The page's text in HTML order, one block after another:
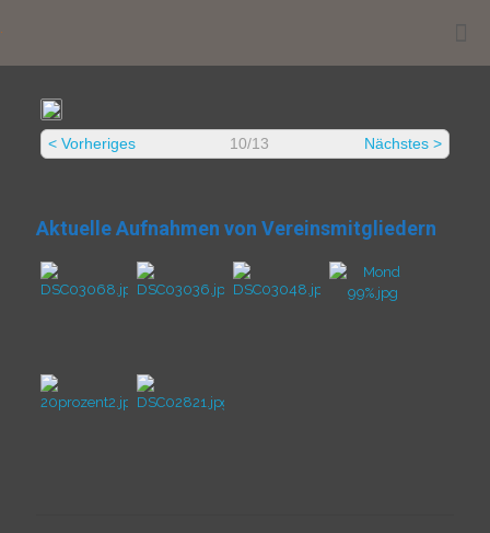
< Vorheriges 10/13 Nächstes >
Aktuelle Aufnahmen von Vereinsmitgliedern